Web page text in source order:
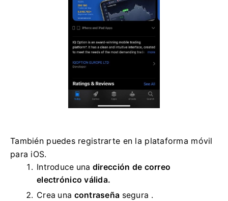
También puedes registrarte en la plataforma móvil
para iOS.
Introduce una dirección de correo
electrónico válida.
Crea una contraseña segura .